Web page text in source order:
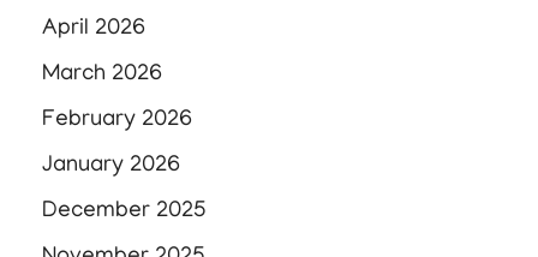
April 2026
March 2026
February 2026
January 2026
December 2025